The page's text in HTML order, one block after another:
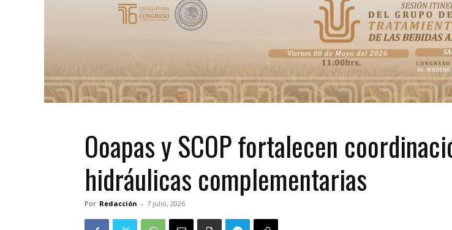
Sábana
Ooapas y SCOP fortalecen
hidráulicas complementarias
Por Redacción - 7 julio, 2026